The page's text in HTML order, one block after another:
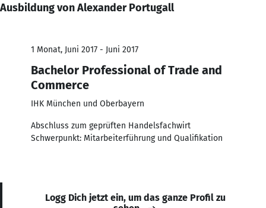
Ausbildung von Alexander Portugall
1 Monat, Juni 2017 - Juni 2017
Bachelor Professional of Trade and
Commerce
IHK München und Oberbayern
Abschluss zum geprüften Handelsfachwirt
Schwerpunkt: Mitarbeiterführung und Qualifikation
Logg Dich jetzt ein, um das ganze Profil zu